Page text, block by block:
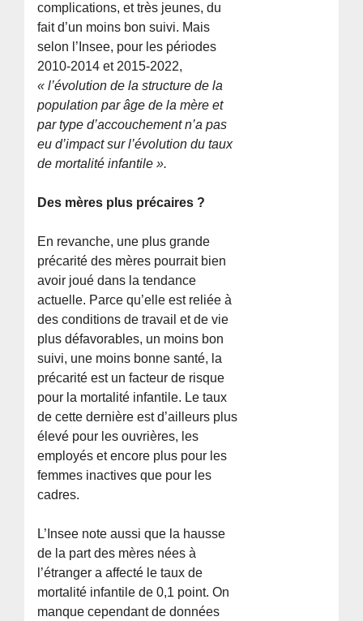
complications, et très jeunes, du
fait d’un moins bon suivi. Mais
selon l’Insee, pour les périodes
2010-2014 et 2015-2022,
« l’évolution de la structure de la
population par âge de la mère et
par type d’accouchement n’a pas
eu d’impact sur l’évolution du taux
de mortalité infantile ».
Des mères plus précaires ?
En revanche, une plus grande
précarité des mères pourrait bien
avoir joué dans la tendance
actuelle. Parce qu’elle est reliée à
des conditions de travail et de vie
plus défavorables, un moins bon
suivi, une moins bonne santé, la
précarité est un facteur de risque
pour la mortalité infantile. Le taux
de cette dernière est d’ailleurs plus
élevé pour les ouvrières, les
employés et encore plus pour les
femmes inactives que pour les
cadres.
L’Insee note aussi que la hausse
de la part des mères nées à
l’étranger a affecté le taux de
mortalité infantile de 0,1 point. On
manque cependant de données